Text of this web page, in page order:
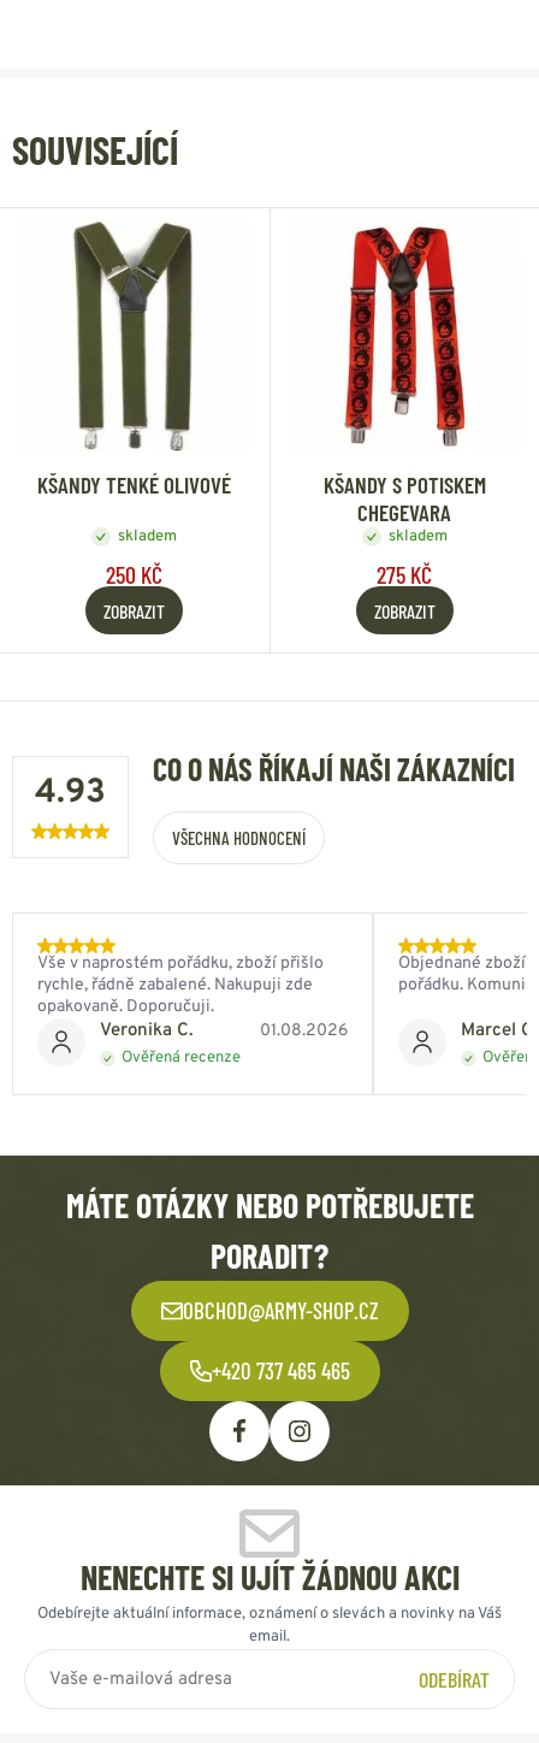
SOUVISEJÍCÍ
KŠANDY TENKÉ OLIVOVÉ
skladem
250 KČ
ZOBRAZIT
KŠANDY S POTISKEM
CHEGEVARA
skladem
275 KČ
ZOBRAZIT
4.93
CO O NÁS ŘÍKAJÍ NAŠI ZÁKAZNÍCI
VŠECHNA HODNOCENÍ
Veronika C. 01.08.2026
Ověřená recenze
Vše v naprostém pořádku, zboží přišlo
rychle, řádně zabalené. Nakupuji zde
opakovaně. Doporučuji.
Marcel
Objednané zboží
pořádku.
MÁTE OTÁZKY NEBO POTŘEBUJETE
PORADIT?
OBCHOD@ARMY-SHOP.CZ
+420 737 465 465
NENECHTE SI UJÍT ŽÁDNOU AKCI
Odebírejte aktuální informace, oznámení o slevách a novinky na Váš
email.
ODEBÍRAT